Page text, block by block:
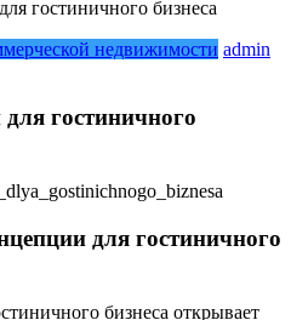
гостиничного бизнеса
недвижимости admin
гостиничного
для гостиничного
бизнеса открывает